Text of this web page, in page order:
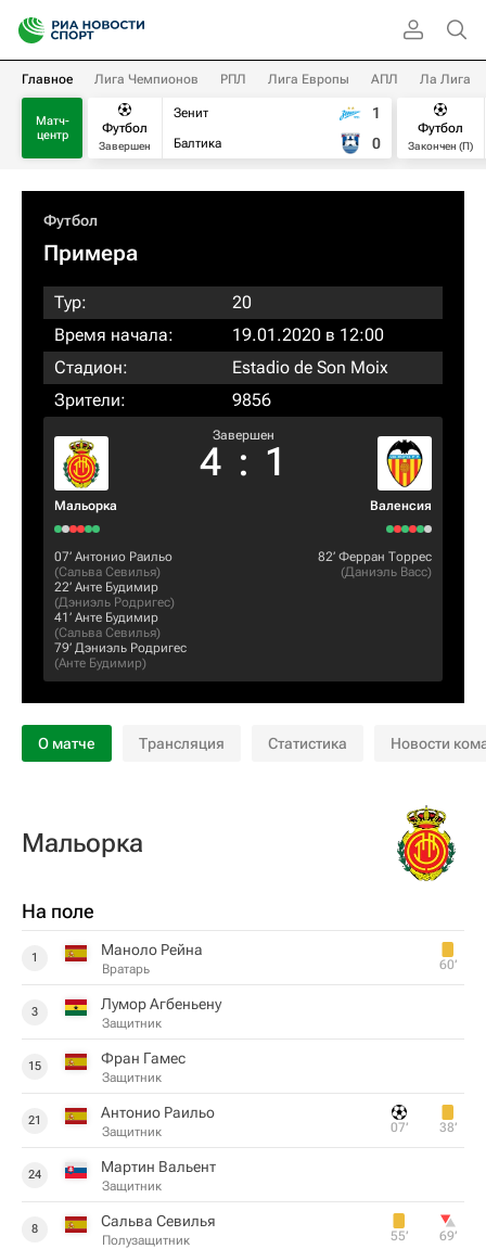
Главное Лига Чемпионов РПЛ Лига Европы АПЛ Ла Лига
Матч-
центр
Футбол
Завершен
Зенит
Балтика
1
0
Футбол
Закончен (П)
Футбол
Примера
Тур:
20
Время начала:
19.01.2020 в 12:00
Стадион:
Estadio de Son Moix
Зрители:
9856
Мальорка
Завершен
4 : 1
Валенсия
07‎’‎ Антонио Раильо
(Сальва Севилья)
22‎’‎ Анте Будимир
(Дэниэль Родригес)
41‎’‎ Анте Будимир
(Сальва Севилья)
79‎’‎ Дэниэль Родригес
(Анте Будимир)
82‎’‎ Ферран Торрес
(Даниэль Васс)
О матче Трансляция Статистика Новости
Мальорка
На поле
1 Маноло Рейна
Вратарь 60‎’‎
3 Лумор Агбеньену
Защитник
15 Фран Гамес
Защитник
21 Антонио Раильо
Защитник 07‎’‎ 38‎’‎
24 Мартин Вальент
Защитник
8 Сальва Севилья
Полузащитник 55‎’‎ 69‎’‎